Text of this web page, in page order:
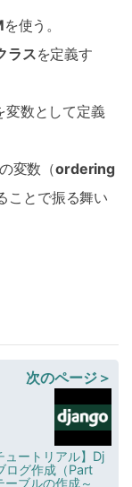
を使う。
ラスを定義す
変数として定義
変数（ordering
ことで振る舞い
次のページ＞
ュートリアル】Dj
ログ作成（Part
ーブルの作成～